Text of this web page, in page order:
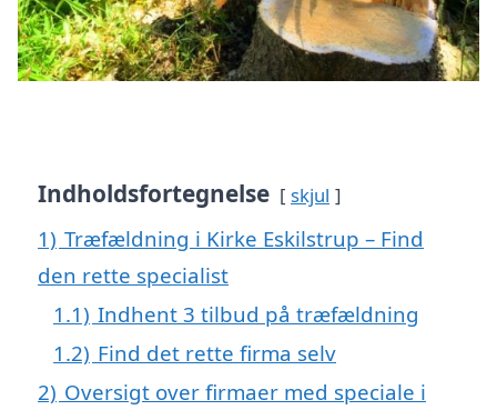
Indholdsfortegnelse skjul
1) Træfældning i Kirke Eskilstrup – Find
den rette specialist
1.1) Indhent 3 tilbud på træfældning
1.2) Find det rette firma selv
2) Oversigt over firmaer med speciale i